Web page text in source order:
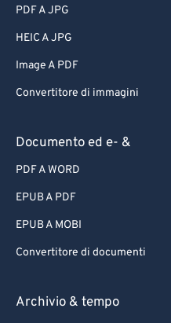
PDF A JPG
HEIC A JPG
Image A PDF
Convertitore di immagini
Documento ed e- &
PDF A WORD
EPUB A PDF
EPUB A MOBI
Convertitore di documenti
Archivio & tempo